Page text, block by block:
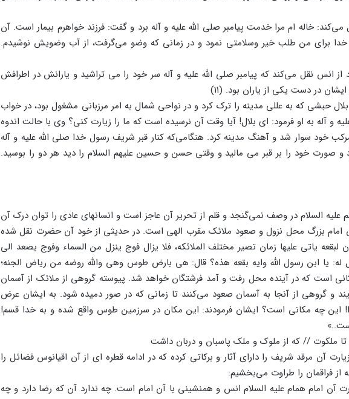
خاله ام مرا خدمت پیامبر صلی الله علیه و آله برد و گفت: فرزند خواهرم بیمار است. آن
برای من طلب خیر وسلامتی نمود و در زمانی که وضو می‌گرفت، از آب وضویش نوشیدم.
انس نقل می‌کند که پیامبر صلی الله علیه و آله سر خود را می تراشید و یارانش در اطرافش
در دست یکی از یاران بود. (۱۱)
حبشی که به عللی مدینه را ترک کرد و در نواحی شمال به امر مرزبانی مشغول بود، در خواب
و آله به او فرمود: ای بلال! آیا وقت آن نرسیده است که ما را زیارت کنی؟ وی با حالت اندوه
خود سوار شد و آهنگ مدینه کرد. هنگامی‌که کنار قبر شریف رسول خدا صلی الله علیه و آله
و صورت خود را بر قبر می مالید و وقتی حسن و حسین علیهم السلام را دید هر دو را بوسید.
السلام در وصف نمی‌گنجد و قلم از تحریر آن عاجز است و انسانهای عادی را توان درک آن
بزرگ محل نزول و صعود ملائک مقرب الهی است. در حدیثی از خود آن حضرت نقل شده
لبقعه یاتی علیها زمان تصیر مختلف الملائکه، فلا یزال فوج ینزل من السماء وفوج یصعد الی
له: یا ابن رسول الله وایه بقعه هذه؟ قال: هی بارض طوس وهی والله روضه من ریاض الجنه؛
مکانی است که در آینده محل رفت و آمد فرشتگان خواهد شد. پیوسته گروهی از ملائک از آسمان
و گروهی از آنجا به آسمان صعود می‌کنند تا زمانی که در صور دمیده شود. به ایشان عرض
این چه مکانی است؟ ایشان فرمودند: این مکان در سرزمین طوس واقع شده و به خدا قسم!
ملکوت // که از ملوک و ملک پاسبان و دربان داشت
آن مرقد شریف را دارای آثار و برکاتی کرده که در ادامه قطره ای از آن اقیانوس فضائل را
فراقمان را طراوت می‌بخشیم:
آن امام همام علیه السلام انس و همنشینی با آن امام است. چه ندارد آن که رضا دارد و چه